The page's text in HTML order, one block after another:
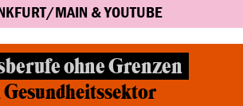
MAIN & YOUTUBE
ohne Grenzen